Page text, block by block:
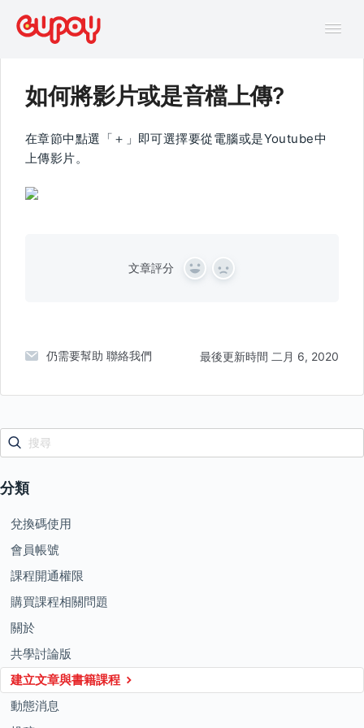
幫助中心
如何將影片或是音檔上傳?
在章節中點選「＋」即可選擇要從電腦或是Youtube中
上傳影片。
文章評分
Y
N
仍需要幫助 聯絡我們 最後更新時間 二月 6, 2020
分類
兌換碼使用
會員帳號
課程開通權限
購買課程相關問題
關於
共學討論版
建立文章與書籍課程
動態消息